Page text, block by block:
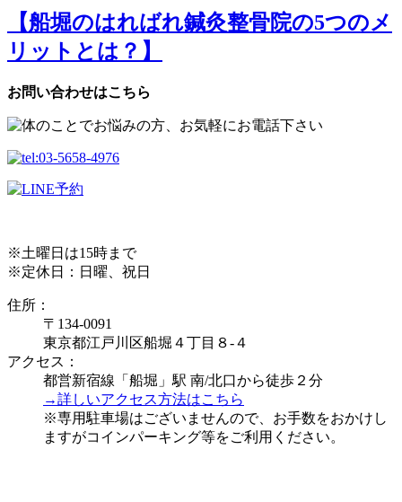
【船堀のはればれ鍼灸整骨院の5つのメ
リットとは？】
お問い合わせはこちら
※土曜日は15時まで
※定休日：日曜、祝日
住所：
〒134-0091
東京都江戸川区船堀４丁目８-４
アクセス：
都営新宿線「船堀」駅 南/北口から徒歩２分
→詳しいアクセス方法はこちら
※専用駐車場はございませんので、お手数をおかけし
ますがコインパーキング等をご利用ください。